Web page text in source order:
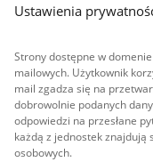
Ustawienia
Strony dostępne w
mailowych. Użytkownik
mail zgadza się na
dobrowolnie podanych
odpowiedzi na przesłane
każdą z jednostek
osobowych.